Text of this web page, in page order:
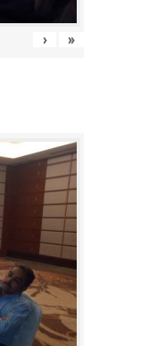
› »